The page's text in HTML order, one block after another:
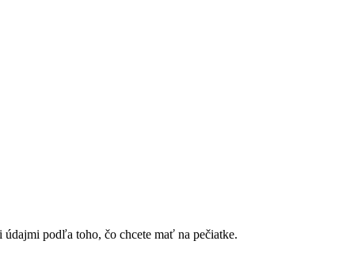
podľa toho, čo chcete mať na pečiatke.